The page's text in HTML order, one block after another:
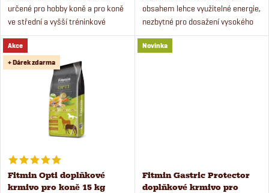
u
k
t
u
k
určené pro hobby koně a pro koně
ve střední a vyšší tréninkové
zátěži. Krmivo je vhodné i pro
seniory a koně v rekonvalescenci.
obsahem lehce využitelné energie,
nezbytné pro dosažení vysokého
výkonu koní v období tréninku
nebo jiné pracovní zátěže.
Akce
+ Dárek zdarma
Fitmin Opti doplňkové
krmivo pro koně 15 kg
Novinka
Fitmin Gastric Protector
doplňkové krmivo pro